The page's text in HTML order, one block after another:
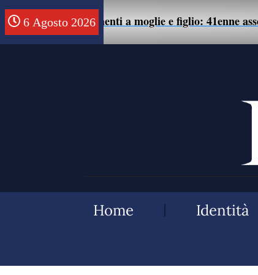
6 Agosto 2026
di maltrattamenti a moglie e figlio: 41enne assolto.
Home Identità